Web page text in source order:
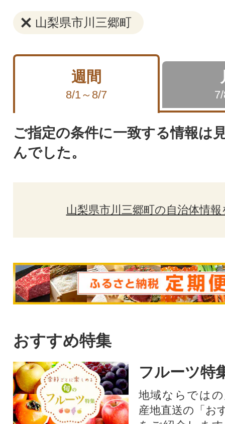
山梨県市川三郷町
週間
8/1～8/7
ご指定の条件に一致する情報は
んでした。
山梨県市川三郷町の自治体情報
おすすめ特集
フルーツ特
地域ならでは
産地直送の「お